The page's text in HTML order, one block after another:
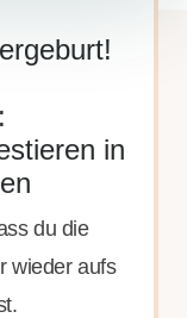
in
du die
wieder aufs